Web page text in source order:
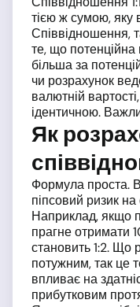
тією ж сумою, яку
Співвідношення,
те, що потенційна
більша за
чи розрахунок
валютній
ідентичною.
Як
Формула проста.
піпсовий ризик
Наприклад, якщо
прагне отримати
становить 1:2. Що
потужним, так це
впливає на
прибутковим